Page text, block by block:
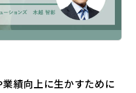
績向上に生かすために